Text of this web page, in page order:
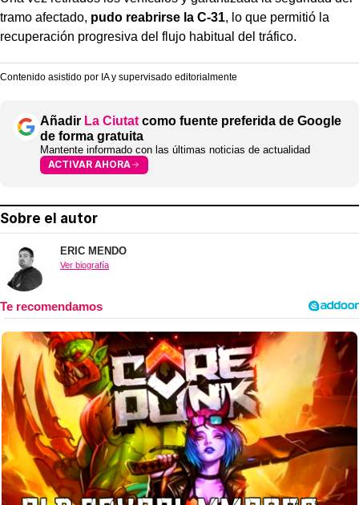
tramo afectado, pudo reabrirse la C-31, lo que permitió la
recuperación progresiva del flujo habitual del tráfico.
Contenido asistido por IA y supervisado editorialmente
Añadir La Ciutat como fuente preferida de Google
de forma gratuita
Mantente informado con las últimas noticias de actualidad
ACTIVAR AHORA
Sobre el autor
ERIC MENDO
Ver biografía